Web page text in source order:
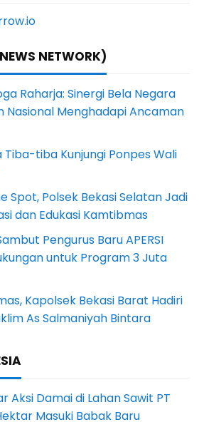
NETWORK)
Raharja: Sinergi Bela Negara
Nasional Menghadapi Ancaman
Tiba-tiba Kunjungi Ponpes Wali
Spot, Polsek Bekasi Selatan Jadi
dan Edukasi Kamtibmas
Pengurus Baru APERSI
untuk Program 3 Juta
Kapolsek Bekasi Barat Hadiri
As Salmaniyah Bintara
Aksi Damai di Lahan Sawit PT
Masuki Babak Baru